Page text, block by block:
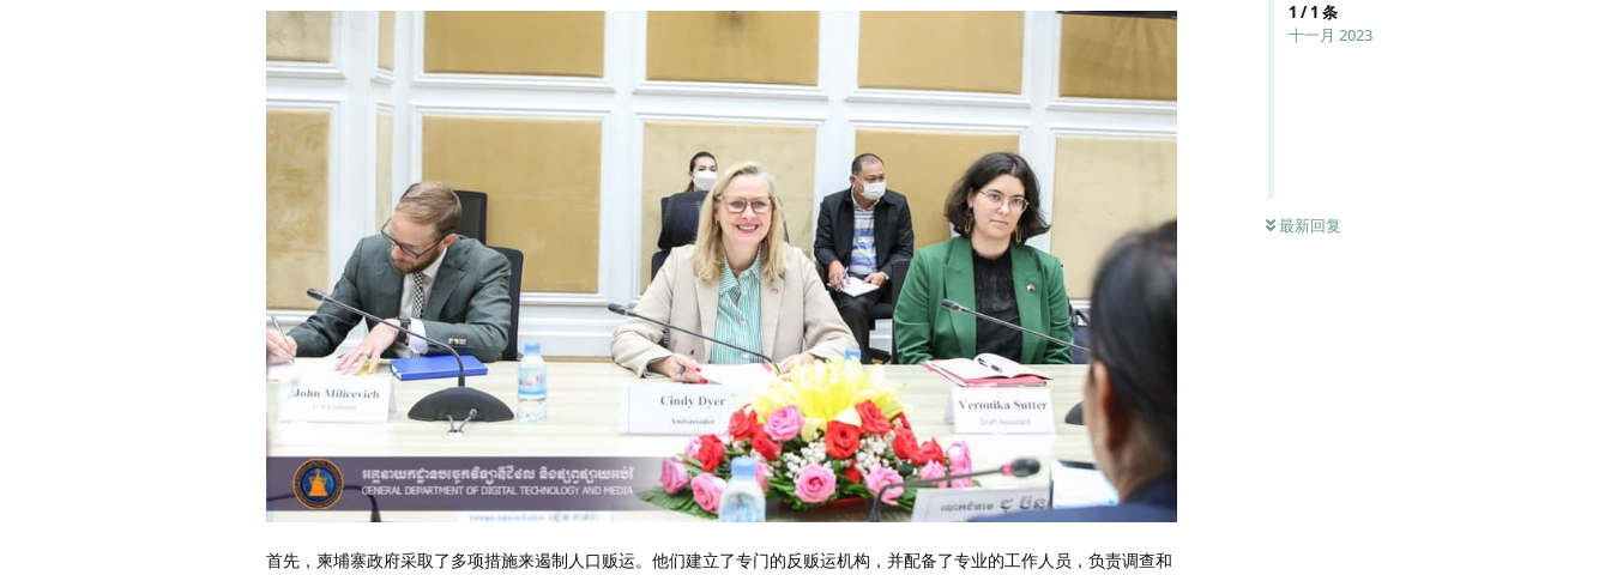
1 /1 条
十一月 2023
最新回复
首先，柬埔寨政府采取了多项措施来遏制人口贩运。他们建立了专门的反贩运机构，并配备了专业的工作人员，负责调查和